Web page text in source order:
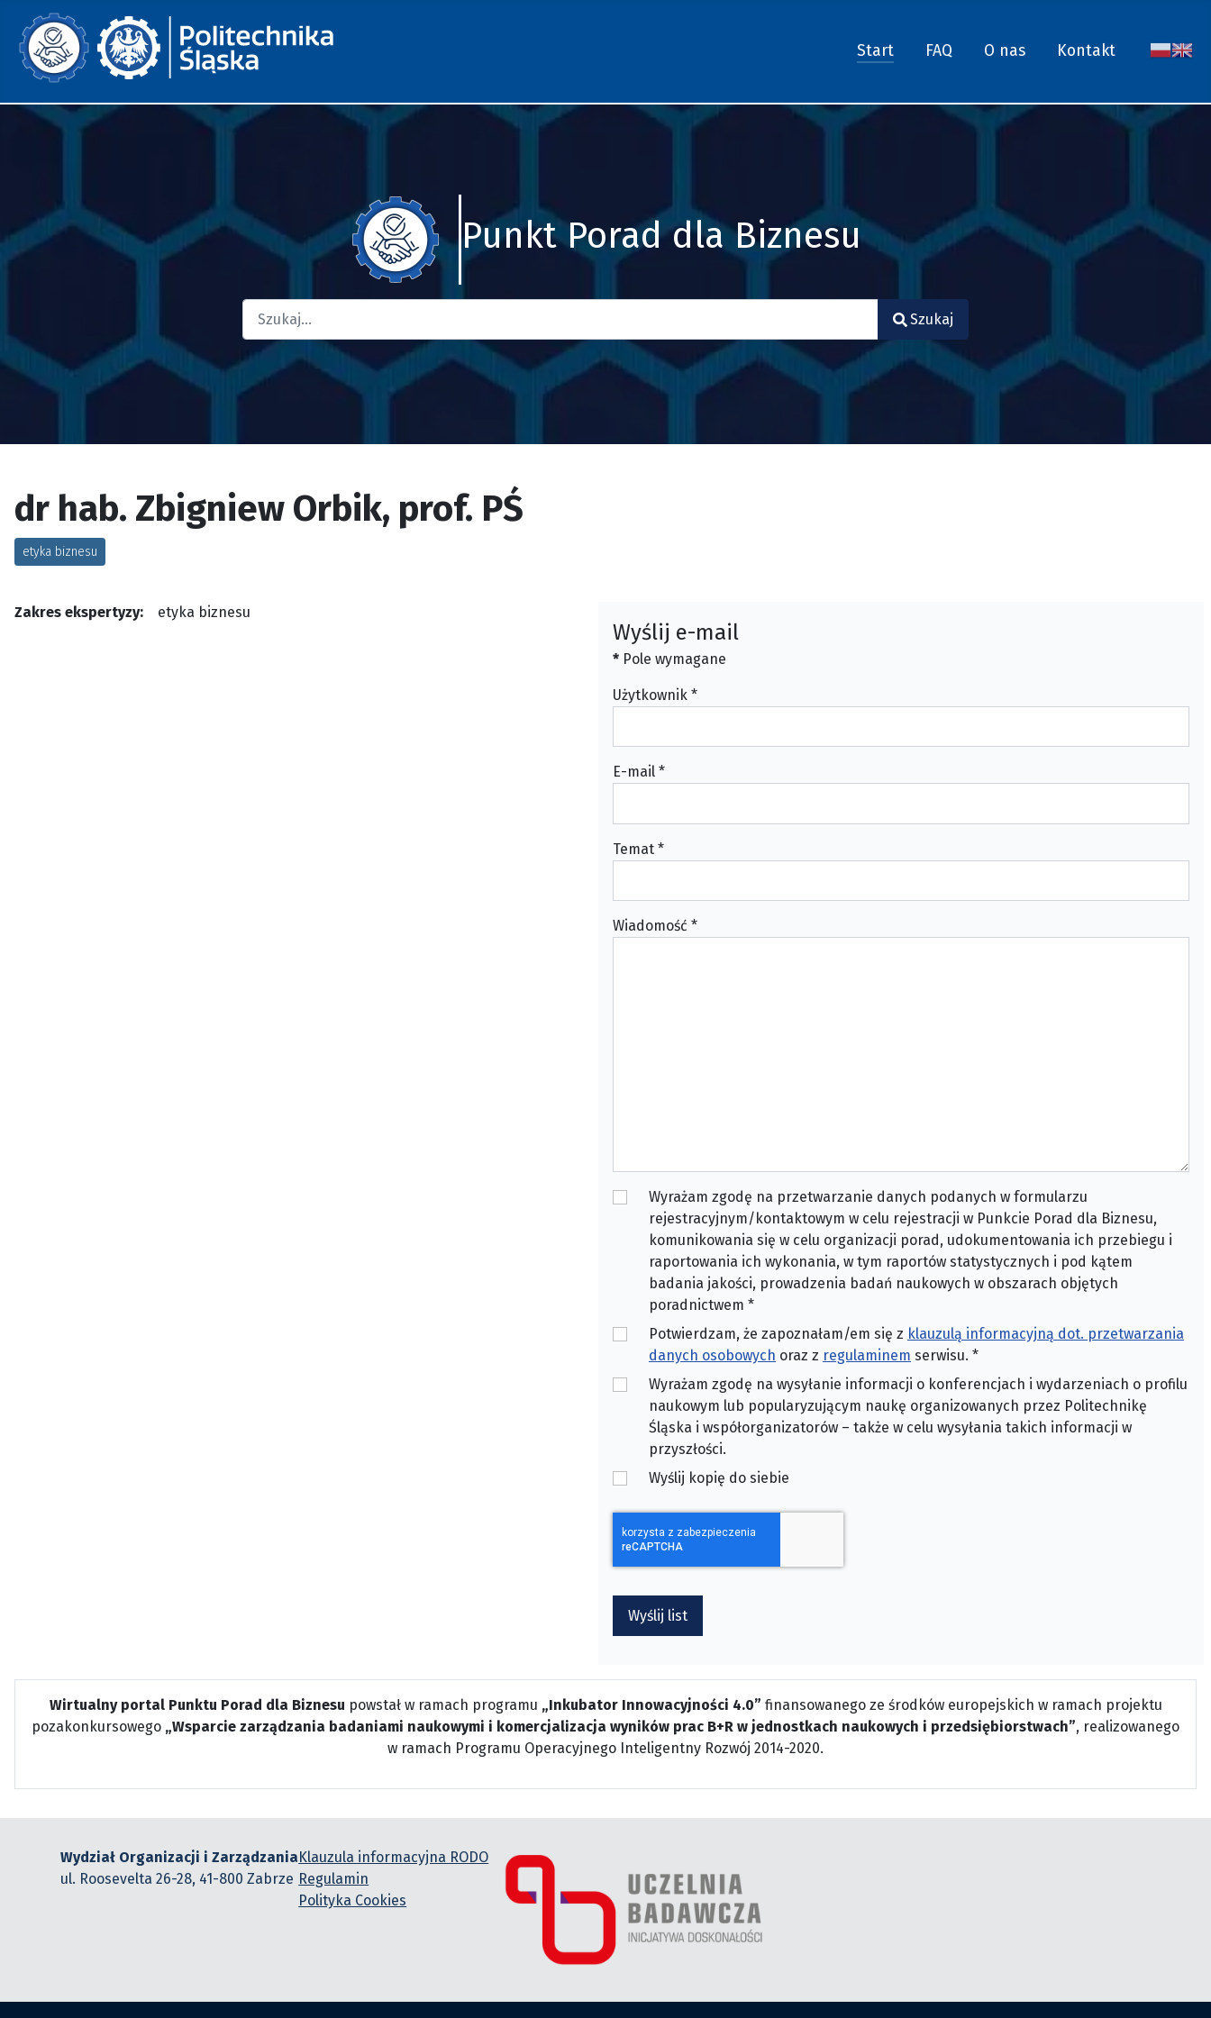
Start FAQ O nas Kontakt
Punkt Porad dla Biznesu
Type 2 or more characters for results.
Szukaj
dr hab. Zbigniew Orbik, prof. PŚ
etyka biznesu
Zakres ekspertyzy: etyka biznesu
Wyślij e-mail
* Pole wymagane
Użytkownik *
E-mail *
Temat *
Wiadomość *
Wyrażam zgodę na przetwarzanie danych podanych w formularzu
rejestracyjnym/kontaktowym w celu rejestracji w Punkcie Porad dla Biznesu,
komunikowania się w celu organizacji porad, udokumentowania ich przebiegu i
raportowania ich wykonania, w tym raportów statystycznych i pod kątem
badania jakości, prowadzenia badań naukowych w obszarach objętych
poradnictwem *
Potwierdzam, że zapoznałam/em się z klauzulą informacyjną dot. przetwarzania
danych osobowych oraz z regulaminem serwisu. *
Wyrażam zgodę na wysyłanie informacji o konferencjach i wydarzeniach o profilu
naukowym lub popularyzującym naukę organizowanych przez Politechnikę
Śląska i współorganizatorów – także w celu wysyłania takich informacji w
przyszłości.
Wyślij kopię do siebie
Wyślij list
Wirtualny portal Punktu Porad dla Biznesu powstał w ramach programu „Inkubator Innowacyjności 4.0” finansowanego ze środków europejskich w ramach projektu
pozakonkursowego „Wsparcie zarządzania badaniami naukowymi i komercjalizacja wyników prac B+R w jednostkach naukowych i przedsiębiorstwach”, realizowanego
w ramach Programu Operacyjnego Inteligentny Rozwój 2014-2020.
Wydział Organizacji i Zarządzania
ul. Roosevelta 26-28, 41-800 Zabrze
Klauzula informacyjna RODO
Regulamin
Polityka Cookies